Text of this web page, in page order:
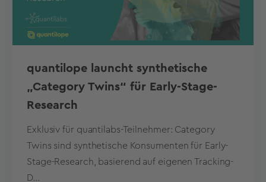
quantilope launcht synthetische
„Category Twins“ für Early-Stage-
Research
Exklusiv für quantilabs-Teilnehmer: Category
Twins sind synthetische Konsumenten für Early-
Stage-Research, basierend auf eigenen Tracking-
D...